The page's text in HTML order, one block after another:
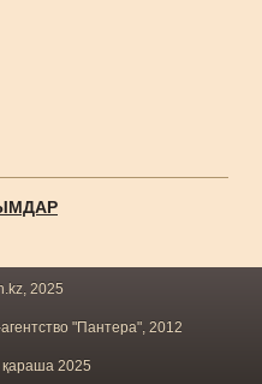
2025
"Пантера", 2012
қараша 2025